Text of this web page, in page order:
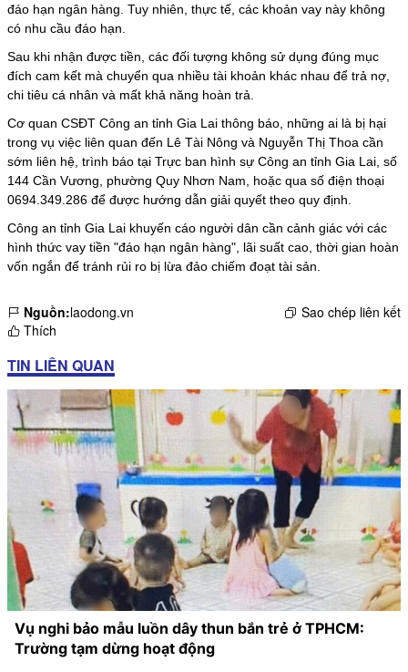
đáo hạn ngân hàng. Tuy nhiên, thực tế, các khoản vay này không
có nhu cầu đáo hạn.
Sau khi nhận được tiền, các đối tượng không sử dụng đúng mục
đích cam kết mà chuyển qua nhiều tài khoản khác nhau để trả nợ,
chi tiêu cá nhân và mất khả năng hoàn trả.
Cơ quan CSĐT Công an tỉnh Gia Lai thông báo, những ai là bị hại
trong vụ việc liên quan đến Lê Tài Nông và Nguyễn Thị Thoa cần
sớm liên hệ, trình báo tại Trực ban hình sự Công an tỉnh Gia Lai, số
144 Cần Vương, phường Quy Nhơn Nam, hoặc qua số điện thoại
0694.349.286 để được hướng dẫn giải quyết theo quy định.
Công an tỉnh Gia Lai khuyến cáo người dân cần cảnh giác với các
hình thức vay tiền "đáo hạn ngân hàng", lãi suất cao, thời gian hoàn
vốn ngắn để tránh rủi ro bị lừa đảo chiếm đoạt tài sản.
Nguồn:laodong.vn
Sao chép liên kết
Thích
TIN LIÊN QUAN
Vụ nghi bảo mẫu luồn dây thun bắn trẻ ở TPHCM:
Trường tạm dừng hoạt động